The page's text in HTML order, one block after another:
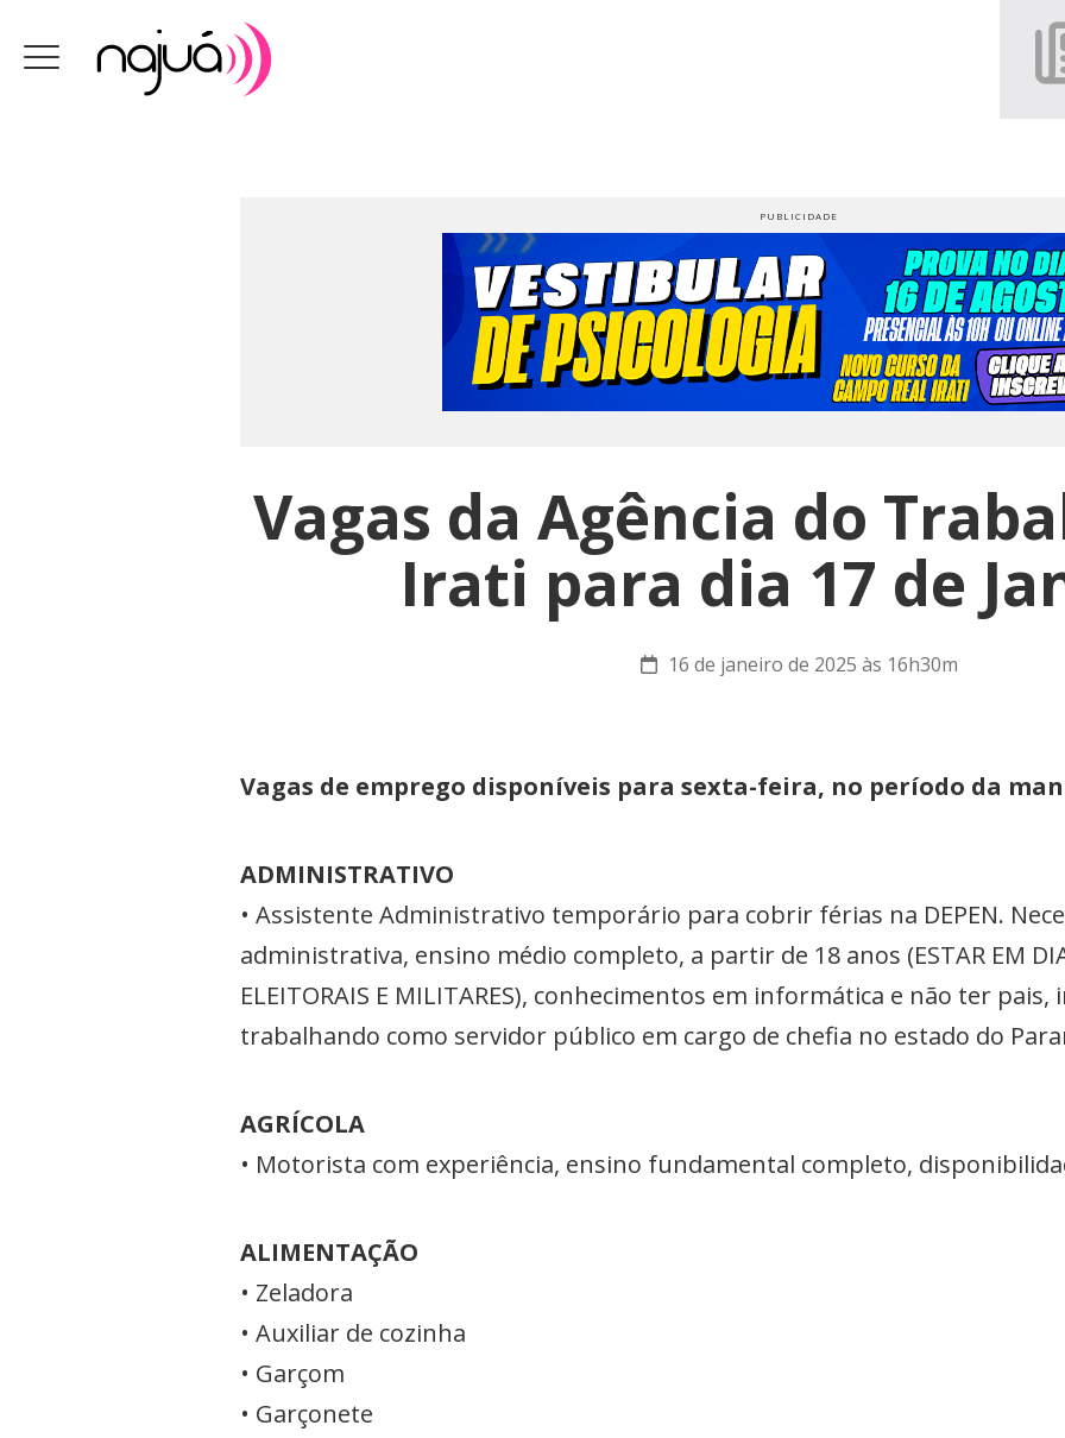
Vagas da Agência do
Irati para dia 17 de
16 de janeiro de 2025 às 16h30m
Vagas de emprego disponíveis para sexta-feira, no período da
ADMINISTRATIVO
• Assistente Administrativo temporário para cobrir férias na DEPEN.
administrativa, ensino médio completo, a partir de 18 anos (ESTAR EM DIA
ELEITORAIS E MILITARES), conhecimentos em informática e não ter
trabalhando como servidor público em cargo de chefia no estado do
AGRÍCOLA
• Motorista com experiência, ensino fundamental completo,
ALIMENTAÇÃO
• Zeladora
• Auxiliar de cozinha
• Garçom
• Garçonete